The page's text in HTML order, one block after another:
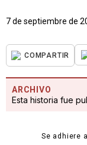
7 de septiembre de
COMPARTIR
ARCHIVO
Esta historia fue
Se adhiere